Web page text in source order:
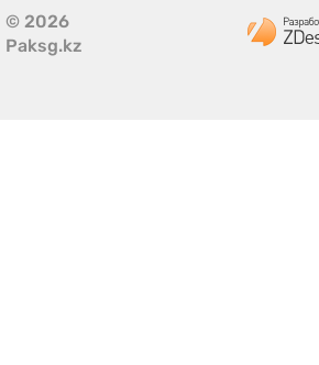
© 2026
Paksg.kz